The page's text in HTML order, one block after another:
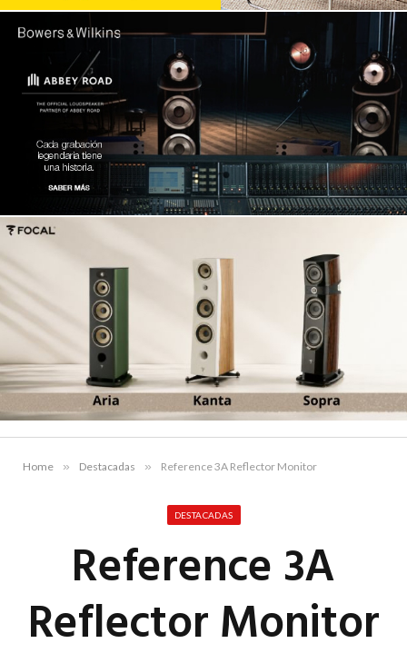
Home » Destacadas » Reference 3A Reflector Monitor
DESTACADAS
Reference 3A
Reflector Monitor